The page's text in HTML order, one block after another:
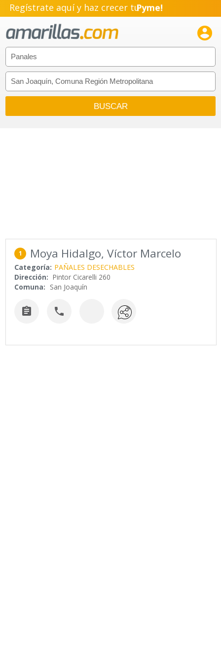
Regístrate aquí y haz crecer tu
Emprendimiento!

1 Moya Hidalgo, Víctor Marcelo
Categoría: PAÑALES DESECHABLES
Dirección: Pintor Cicarelli 260
Comuna: San Joaquín
 